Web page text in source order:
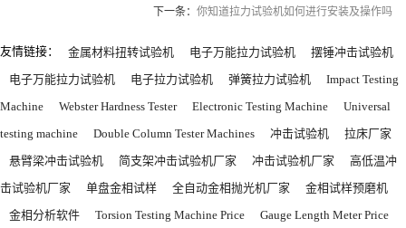
下一条： 你知道拉力试验机如何进行安装及操作吗
友情链接： 金属材料扭转试验机 电子万能拉力试验机
摆锤冲击试验机
电子万能拉力试验机
电子拉力试验机 弹簧拉力试验机
Impact Testing
Machine
Webster Hardness Tester Electronic Testing Machine
Universal
testing machine
Double Column Tester Machines 冲击试验机
拉床厂家
悬臂梁冲击试验机
简支架冲击试验机厂家 冲击试验机厂家
高低温冲
击试验机厂家
单盘金相试样 全自动金相抛光机厂家
金相试样预磨机
金相分析软件
Torsion Testing Machine Price
Gauge Length Meter Price